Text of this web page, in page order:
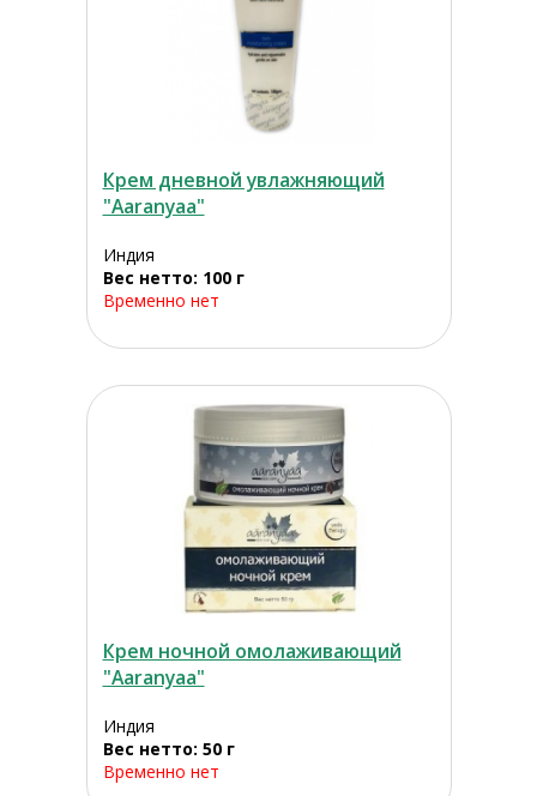
Крем дневной увлажняющий
"Aaranyaa"
Индия
Вес нетто: 100 г
Временно нет
Крем ночной омолаживающий
"Aaranyaa"
Индия
Вес нетто: 50 г
Временно нет